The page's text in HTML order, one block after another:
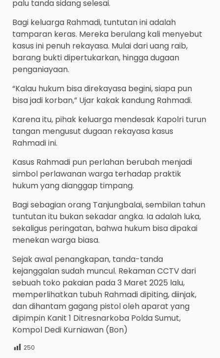
palu tanda sidang selesai.
Bagi keluarga Rahmadi, tuntutan ini adalah
tamparan keras. Mereka berulang kali menyebut
kasus ini penuh rekayasa. Mulai dari uang raib,
barang bukti dipertukarkan, hingga dugaan
penganiayaan.
“Kalau hukum bisa direkayasa begini, siapa pun
bisa jadi korban,” Ujar kakak kandung Rahmadi.
Karena itu, pihak keluarga mendesak Kapolri turun
tangan mengusut dugaan rekayasa kasus
Rahmadi ini.
Kasus Rahmadi pun perlahan berubah menjadi
simbol perlawanan warga terhadap praktik
hukum yang dianggap timpang.
Bagi sebagian orang Tanjungbalai, sembilan tahun
tuntutan itu bukan sekadar angka. Ia adalah luka,
sekaligus peringatan, bahwa hukum bisa dipakai
menekan warga biasa.
Sejak awal penangkapan, tanda-tanda
kejanggalan sudah muncul. Rekaman CCTV dari
sebuah toko pakaian pada 3 Maret 2025 lalu,
memperlihatkan tubuh Rahmadi dipiting, diinjak,
dan dihantam gagang pistol oleh aparat yang
dipimpin Kanit 1 Ditresnarkoba Polda Sumut,
Kompol Dedi Kurniawan (Bon)
250